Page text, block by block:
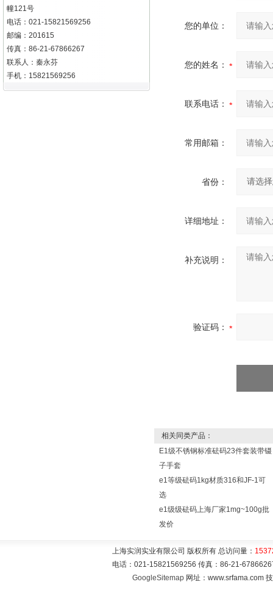
幢121号
电话：021-15821569256
邮编：201615
传真：86-21-67866267
联系人：秦永芬
手机：15821569256
您的单位：
您的姓名：
联系电话：
常用邮箱：
省份：
详细地址：
补充说明：
验证码：
相关同类产品：
E1级不锈钢标准砝码23件套装带镊
子手套
e1等级砝码1kg材质316和JF-1可
选
e1级级砝码上海厂家1mg~100g批
发价
上海实润实业有限公司 版权所有 总访问量：
电话：021-15821569256 传真：86-21-
GoogleSitemap网址：www.srfama.com